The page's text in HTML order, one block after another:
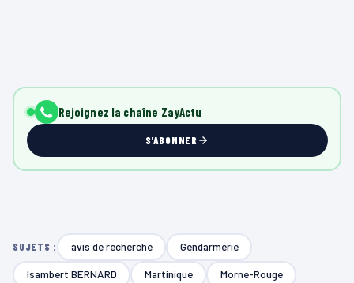
Rejoignez la chaîne ZayActu
S'ABONNER
SUJETS : avis de recherche Gendarmerie
Isambert BERNARD Martinique Morne-Rouge